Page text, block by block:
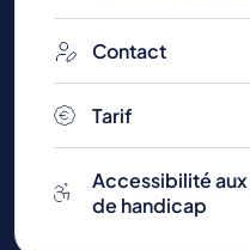
Contact
Tarif
Accessibilité
de handicap